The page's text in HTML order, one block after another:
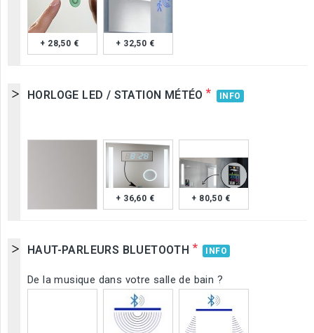
+ 28,50 € + 32,50 €
HORLOGE LED / STATION MÉTÉO* INFO
+ 36,60 € + 80,50 €
HAUT-PARLEURS BLUETOOTH * INFO
De la musique dans votre salle de bain ?